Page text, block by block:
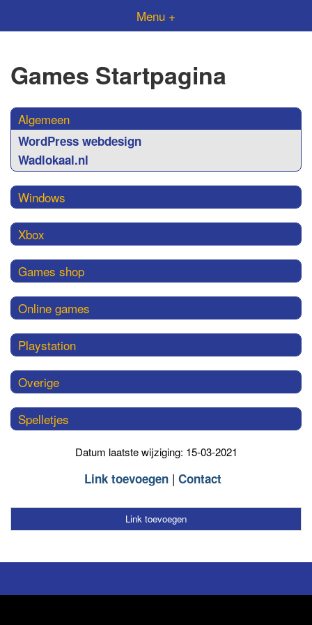
Menu +
Games Startpagina
Algemeen
WordPress webdesign
Wadlokaal.nl
Windows
Xbox
Games shop
Online games
Playstation
Overige
Spelletjes
Datum laatste wijziging: 15-03-2021
Link toevoegen Contact
Link toevoegen